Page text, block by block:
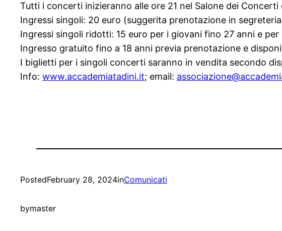
Tutti i concerti inizieranno alle ore 21 nel Salone dei
Ingressi singoli: 20 euro (suggerita prenotazione in segreteria
Ingressi singoli ridotti: 15 euro per i giovani fino 27 anni e per
Ingresso gratuito fino a 18 anni previa prenotazione e
I biglietti per i singoli concerti saranno in vendita secondo
Info: www.accademiatadini.it; email:
PostedFebruary 28, 2024inComunicati
bymaster